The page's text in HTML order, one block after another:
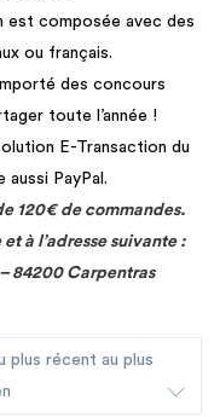
est composée avec des
ou français.
des concours
toute l’année !
E-Transaction du
PayPal.
120€ de commandes.
à l’adresse suivante :
84200 Carpentras
plus récent au plus